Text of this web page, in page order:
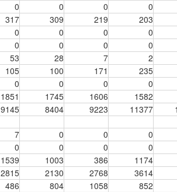
0 0 0 0
317 309 219 203
0 0 0 0
0 0 0 0
53 28 7 2
105 100 171 235
0 0 0 0
1851 1745 1606 1582
9145 8404 9223 11377
7 0 0 0
0 0 0 0
1539 1003 386 1174
2815 2130 2768 3614
486 804 1058 852